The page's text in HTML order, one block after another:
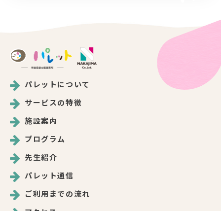
パレットについて
サービスの特徴
施設案内
プログラム
先生紹介
パレット通信
ご利用までの流れ